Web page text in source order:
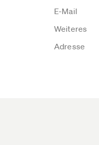
E-Mail
Weiteres
Adresse